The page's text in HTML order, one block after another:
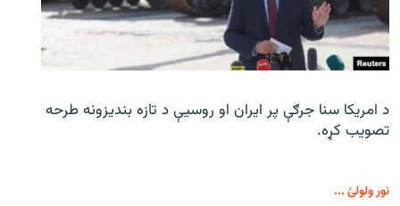
د امریکا سنا جرګې پر ایران او روسیې د تازه بندیزونه طرحه
تصویب کړه.
نور ولولئ ...